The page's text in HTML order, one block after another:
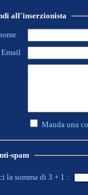
all'inserzionista
Manda una
spam
la somma di 3 + 1 :